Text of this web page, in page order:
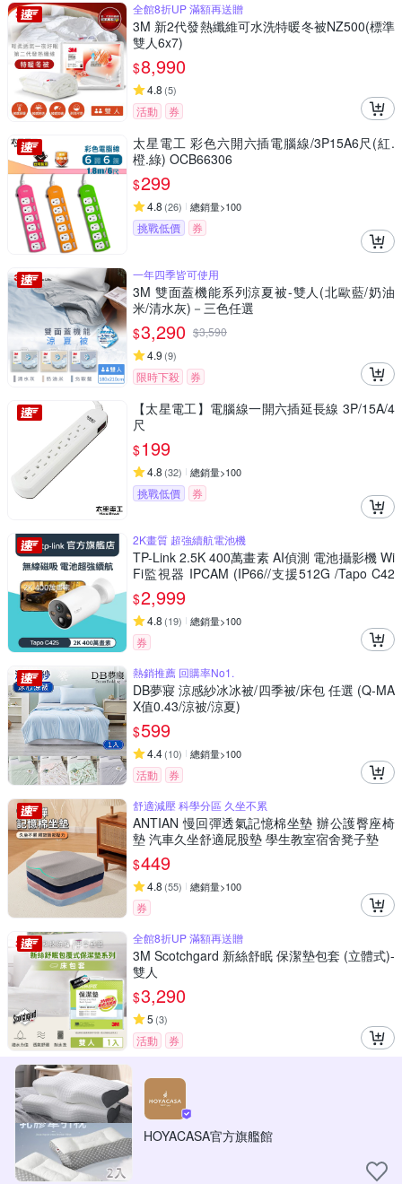
全館8折UP 滿額再送贈
3M 新2代發熱纖維可水洗特暖冬被NZ500(標準
雙人6x7)
$8,990
4.8 (5)
活動 券
太星電工 彩色六開六插電腦線/3P15A6尺(紅.
橙.綠) OCB66306
$299
4.8 (26) 總銷量>100
挑戰低價 券
一年四季皆可使用
3M 雙面蓋機能系列涼夏被-雙人(北歐藍/奶油
米/清水灰)－三色任選
$3,290 $3,590
4.9 (9)
限時下殺 券
【太星電工】電腦線一開六插延長線 3P/15A/4
尺
$199
4.8 (32) 總銷量>100
挑戰低價 券
2K畫質 超強續航電池機
TP-Link 2.5K 400萬畫素 AI偵測 電池攝影機 Wi
Fi監視器 IPCAM (IP66//支援512G /Tapo C42
5)
$2,999
4.8 (19) 總銷量>100
券
熱銷推薦 回購率No1.
DB夢寢 涼感紗冰冰被/四季被/床包 任選 (Q-MA
X值0.43/涼被/涼夏)
$599
4.4(10) 總銷量>100
活動
券
舒適減壓 科學分區 久坐不累
ANTIAN 慢回彈透氣記憶棉坐墊 辦公護臀座椅
墊 汽車久坐舒適屁股墊 學生教室宿舍凳子墊
$449
4.8 (55) 總銷量>100
券
全館8折UP 滿額再送贈
3M Scotchgard 新絲舒眠 保潔墊包套 (立體式)-
雙人
$3,290
5 (3)
活動 券
HOYACASA官方旗艦館